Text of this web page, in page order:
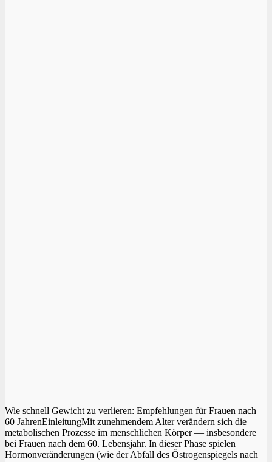
Wie schnell Gewicht zu verlieren: Empfehlungen für Frauen nach
60 JahrenEinleitungMit zunehmendem Alter verändern sich die
metabolischen Prozesse im menschlichen Körper — insbesondere
bei Frauen nach dem 60. Lebensjahr. In dieser Phase spielen
Hormonveränderungen (wie der Abfall des Östrogenspiegels nach